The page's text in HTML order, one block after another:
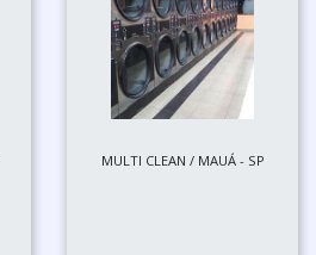
MULTI CLEAN / MAUÁ - SP